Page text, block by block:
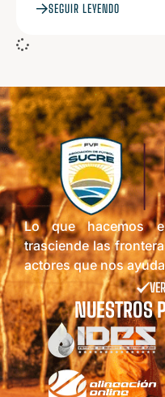
SEGUIR LEYENDO
Lo que hacemos
trasciende las
actores que nos
NUESTROS